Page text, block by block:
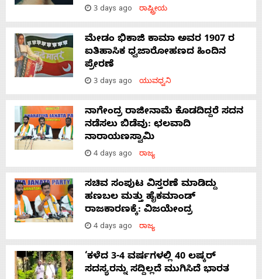
3 days ago ರಾಷ್ಟ್ರೀಯ
ಮೇಡಂ ಭಿಕಾಜಿ ಕಾಮಾ ಅವರ 1907 ರ
ಐತಿಹಾಸಿಕ ಧ್ವಜಾರೋಹಣದ ಹಿಂದಿನ
ಪ್ರೇರಣೆ
3 days ago ಯುವಧ್ವನಿ
ನಾಗೇಂದ್ರ ರಾಜೀನಾಮೆ ಕೊಡದಿದ್ದರೆ ಸದನ
ನಡೆಸಲು ಬಿಡೆವು: ಛಲವಾದಿ
ನಾರಾಯಣಸ್ವಾಮಿ
4 days ago ರಾಜ್ಯ
ಸಚಿವ ಸಂಪುಟ ವಿಸ್ತರಣೆ ಮಾಡಿದ್ದು
ಹಣಬಲ ಮತ್ತು ಹೈಕಮಾಂಡ್
ರಾಜಕಾರಣಕ್ಕೆ: ವಿಜಯೇಂದ್ರ
4 days ago ರಾಜ್ಯ
‘ಕಳೆದ 3-4 ವರ್ಷಗಳಲ್ಲಿ 40 ಲಷ್ಕರ್
ಸದಸ್ಯರನ್ನು ಸದ್ದಿಲ್ಲದೆ ಮುಗಿಸಿದೆ ಭಾರತ